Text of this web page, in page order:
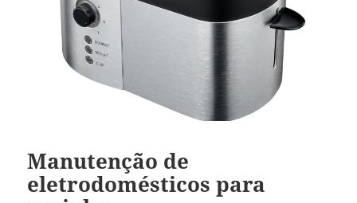
Manutenção de
eletrodomésticos para